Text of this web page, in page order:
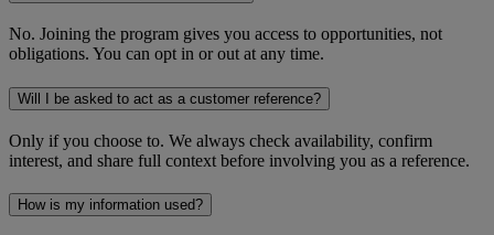
No. Joining the program gives you access to opportunities, not
obligations. You can opt in or out at any time.
Will I be asked to act as a customer reference?
Only if you choose to. We always check availability, confirm
interest, and share full context before involving you as a reference.
How is my information used?